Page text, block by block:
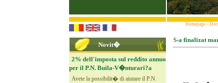
Novit�
2% dell'imposta sul reddito annuo
per il P.N. Buila-V�nturari?a
Avete la possibilit� di aiutare il P.N.
Homepage >
S-a finalizat